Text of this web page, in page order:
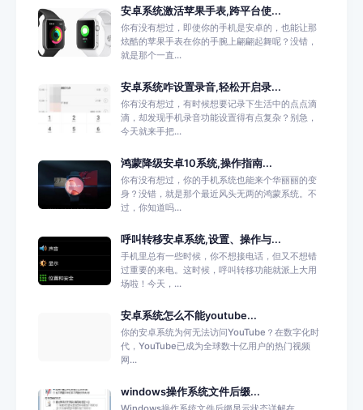
安卓系统激活苹果手表,跨平台使...
你有没有想过，即使你的手机是安卓的，也能让那
炫酷的苹果手表在你的手腕上翩翩起舞呢？没错，
就是那个一直...
安卓系统咋设置录音,轻松开启录...
你有没有想过，有时候想要记录下生活中的点点滴
滴，却发现手机录音功能设置得有点复杂？别急，
今天就来手把...
鸿蒙降级安卓10系统,操作指南...
你有没有想过，你的手机系统也能来个华丽丽的变
身？没错，就是那个最近风头无两的鸿蒙系统。不
过，你知道吗...
呼叫转移安卓系统,设置、操作与...
手机里总有一些时候，你不想接电话，但又不想错
过重要的来电。这时候，呼叫转移功能就派上大用
场啦！今天，...
安卓系统怎么不能youtube...
你的安卓系统为何无法访问YouTube？在数字化时
代，YouTube已成为全球数十亿用户的热门视频
网...
windows操作系统文件后缀...